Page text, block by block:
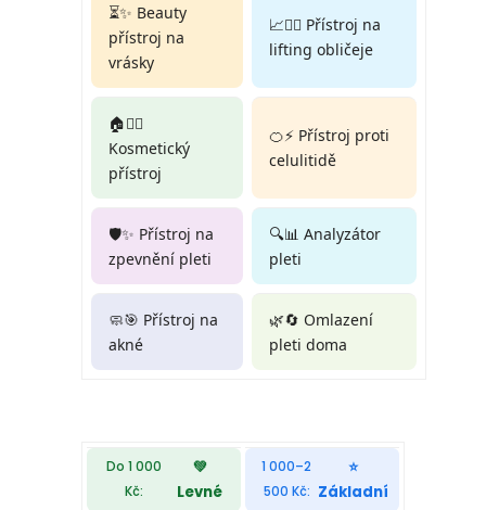
⏳✨ Beauty
přístroj na
vrásky
📈💆‍♀️ Přístroj na
lifting obličeje
🏠💆‍♀️
Kosmetický
přístroj
🍊⚡ Přístroj proti
celulitidě
🛡️✨ Přístroj na
zpevnění pleti
🔍📊 Analyzátor
pleti
🧼🎯 Přístroj na
akné
🌿🔄 Omlazení
pleti doma
Do 1 000
Kč:
💚
Levné
1 000–2
500 Kč:
⭐
Základní